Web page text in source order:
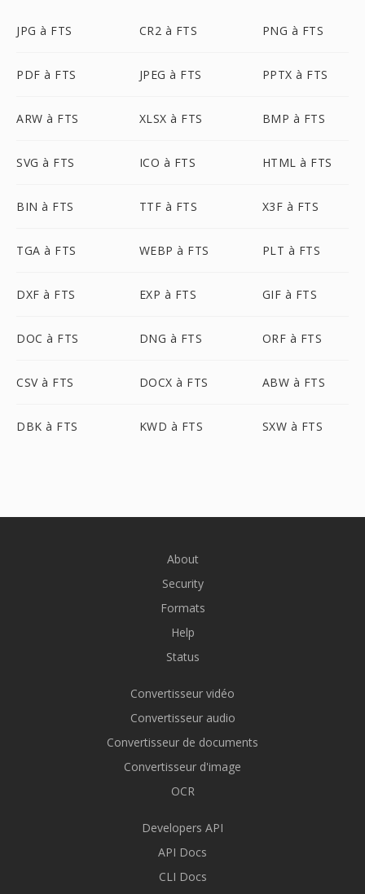
JPG à FTS CR2 à FTS PNG à FTS
PDF à FTS JPEG à FTS PPTX à FTS
ARW à FTS XLSX à FTS BMP à FTS
SVG à FTS ICO à FTS HTML à FTS
BIN à FTS TTF à FTS X3F à FTS
TGA à FTS WEBP à FTS PLT à FTS
DXF à FTS EXP à FTS GIF à FTS
DOC à FTS DNG à FTS ORF à FTS
CSV à FTS DOCX à FTS ABW à FTS
DBK à FTS KWD à FTS SXW à FTS
About
Security
Formats
Help
Status
Convertisseur vidéo
Convertisseur audio
Convertisseur de documents
Convertisseur d'image
OCR
Developers API
API Docs
CLI Docs